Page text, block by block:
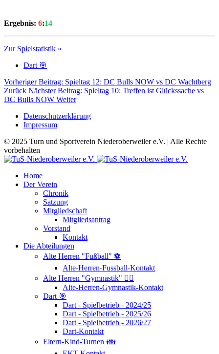
Ergebnis: 6:14
Zur Spielstatistik »
Dart 🎯
Vorheriger Beitrag: Spieltag 12: DC Bulls NOW vs DC Wachtberg
Zurück Nächster Beitrag: Spieltag 10: Treffen ist Glückssache vs
DC Bulls NOW Weiter
Datenschutzerklärung
Impressum
© 2025 Turn und Sportverein Niederoberweiler e.V. | Alle Rechte
vorbehalten
Home
Der Verein
Chronik
Satzung
Mitgliedschaft
Mitgliedsantrag
Vorstand
Kontakt
Die Abteilungen
Alte Herren "Fußball" ⚽
Alte-Herren-Fussball-Kontakt
Alte Herren "Gymnastik" 🤸‍♂️
Alte-Herren-Gymnastik-Kontakt
Dart 🎯
Dart - Spielbetrieb - 2024/25
Dart - Spielbetrieb - 2025/26
Dart - Spielbetrieb - 2026/27
Dart-Kontakt
Eltern-Kind-Turnen 👪